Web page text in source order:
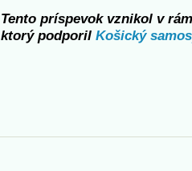
Tento príspevok vznikol v
ktorý podporil Košický